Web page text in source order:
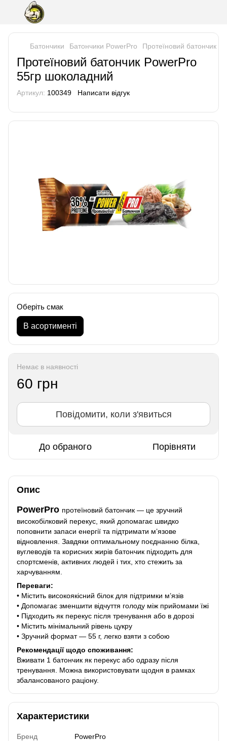
Батончики Батончики PowerPro Протеїновий батончик
Протеїновий батончик PowerPro
55гр шоколадний
Артикул: 100349 Написати відгук
Оберіть смак
В асортименті
Немає в наявності
60 грн
Повідомити, коли з'явиться
До обраного Порівняти
Опис
PowerPro протеїновий батончик — це зручний
високобілковий перекус, який допомагає швидко
поповнити запаси енергії та підтримати м’язове
відновлення. Завдяки оптимальному поєднанню білка,
вуглеводів та корисних жирів батончик підходить для
спортсменів, активних людей і тих, хто стежить за
харчуванням.
Переваги:
• Містить високоякісний білок для підтримки м’язів
• Допомагає зменшити відчуття голоду між прийомами їжі
• Підходить як перекус після тренування або в дорозі
• Містить мінімальний рівень цукру
• Зручний формат — 55 г, легко взяти з собою
Рекомендації щодо споживання:
Вживати 1 батончик як перекус або одразу після
тренування. Можна використовувати щодня в рамках
збалансованого раціону.
Характеристики
Бренд
PowerPro